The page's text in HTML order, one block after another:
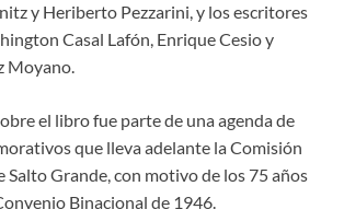
y Heriberto Pezzarini, y los escritores
Casal Lafón, Enrique Cesio y
Moyano.
el libro fue parte de una agenda de
que lleva adelante la Comisión
Salto Grande, con motivo de los 75 años
Binacional de 1946.